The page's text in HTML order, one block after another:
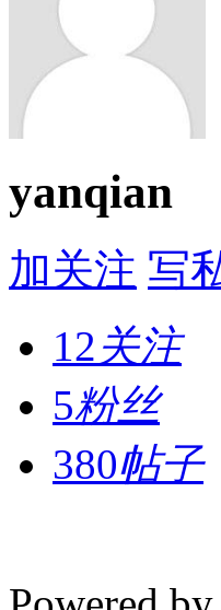
yanqian
加关注 写
12关注
5粉丝
380帖子